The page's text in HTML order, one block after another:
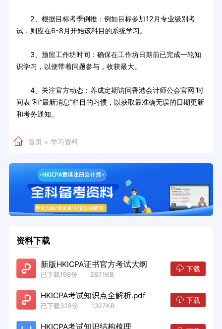
2、根据目标考季倒推：例如目标参加12月专业级别考
试，则应在6-8月开始该科目的系统学习。
3、预留工作坊时间：确保在工作坊日期前已完成一轮知
识学习，以便带着问题参与，收获最大。
4、关注官方动态：养成定期访问香港会计师公会官网“时
间表”和“最新消息”栏目的习惯，以获取最准确无误的日期更新
和考务通知。
首页> 学习资料
资料下载
新版HKICPA证书官方考试大纲
已下载198份 2871KB
下载
HKICPA考试知识点全解析.pdf
已下载328份 1327KB
下载
HKICPA考试知识结构梳理